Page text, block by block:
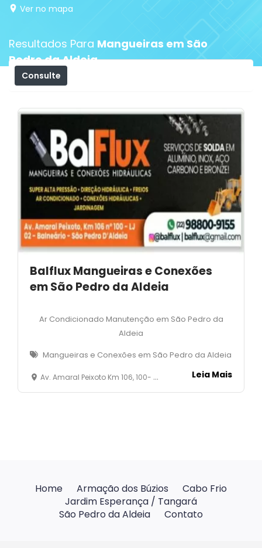
Ver no mapa
Resultados Para Mangueiras em São
Pedro da Aldeia
Consulte
Balflux Mangueiras e Conexões
em São Pedro da Aldeia
Ar Condicionado Manutenção em São Pedro da
Aldeia
Mangueiras e Conexões em São Pedro da Aldeia
Av. Amaral Peixoto Km 106, 100- Loja 02- Balneário - São Pedro da Aldeia - RJ Leia Mais
Home Armação dos Búzios
Cabo Frio
Jardim Esperança / Tangará
São Pedro da Aldeia
Contato